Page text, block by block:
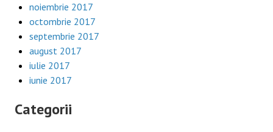
noiembrie 2017
octombrie 2017
septembrie 2017
august 2017
iulie 2017
iunie 2017
Categorii